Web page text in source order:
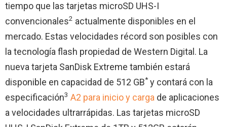
tiempo que las tarjetas microSD UHS-I
convencionales2 actualmente disponibles en el
mercado. Estas velocidades récord son posibles con
la tecnología flash propiedad de Western Digital. La
nueva tarjeta SanDisk Extreme también estará
disponible en capacidad de 512 GB* y contará con la
especificación3 A2 para inicio y carga de aplicaciones
a velocidades ultrarrápidas. Las tarjetas microSD